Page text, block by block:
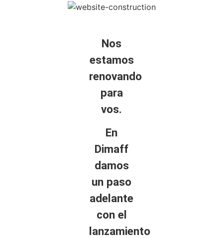
Nos
estamos
renovando
para
vos.
En
Dimaff
damos
un paso
adelante
con el
lanzamiento